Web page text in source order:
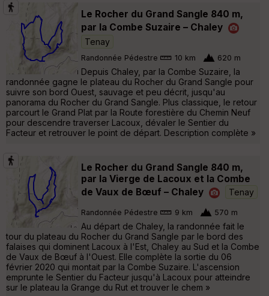
Le Rocher du Grand Sangle 840 m,
par la Combe Suzaire – Chaley
Tenay
Randonnée Pédestre 10 km 620 m
Depuis Chaley, par la Combe Suzaire, la
randonnée gagne le plateau du Rocher du Grand Sangle pour
suivre son bord Ouest, sauvage et peu décrit, jusqu'au
panorama du Rocher du Grand Sangle. Plus classique, le retour
parcourt le Grand Plat par la Route forestière du Chemin Neuf
pour descendre traverser Lacoux, dévaler le Sentier du
Facteur et retrouver le point de départ. Description complète »
Le Rocher du Grand Sangle 840 m,
par la Vierge de Lacoux et la Combe
de Vaux de Bœuf – Chaley
Tenay
Randonnée Pédestre 9 km 570 m
Au départ de Chaley, la randonnée fait le
tour du plateau du Rocher du Grand Sangle par le bord des
falaises qui dominent Lacoux à l'Est, Chaley au Sud et la Combe
de Vaux de Bœuf à l'Ouest. Elle complète la sortie du 06
février 2020 qui montait par la Combe Suzaire. L'ascension
emprunte le Sentier du Facteur jusqu'à Lacoux pour atteindre
sur le plateau la Grange du Rut et trouver le chem »